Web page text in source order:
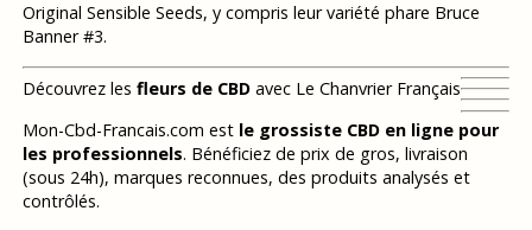
Original Sensible Seeds, y compris leur variété phare Bruce
Banner #3.
Découvrez les fleurs de CBDavec Le Chanvrier Français
Mon-Cbd-Francais.com est le grossiste CBD en ligne pour
les professionnels. Bénéficiez de prix de gros, livraison
(sous 24h), marques reconnues, des produits analysés et
contrôlés.